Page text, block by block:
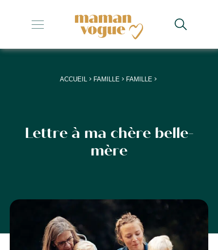
+
+
+
+
ACCUEIL> FAMILLE> FAMILLE>
Lettre à ma chère belle-
mère